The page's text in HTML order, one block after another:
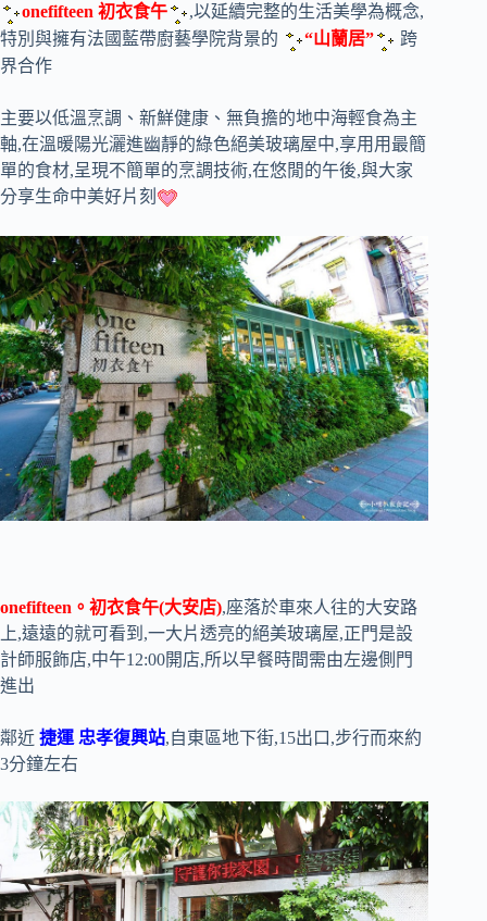
onefifteen 初衣食午
,以延續完整的生活美學為概念,
特別與擁有法國藍帶廚藝學院背景的
“山蘭居”
跨
界合作
主要以低溫烹調、新鮮健康、無負擔的地中海輕食為主
軸,在溫暖陽光灑進幽靜的綠色絕美玻璃屋中,享用用最簡
單的食材,呈現不簡單的烹調技術,在悠閒的午後,與大家
分享生命中美好片刻
onefifteen。初衣食午(大安店),座落於車來人往的大安路
上,遠遠的就可看到,一大片透亮的絕美玻璃屋,正門是設
計師服飾店,中午12:00開店,所以早餐時間需由左邊側門
進出
鄰近 捷運 忠孝復興站,自東區地下街,15出口,步行而來約
3分鐘左右